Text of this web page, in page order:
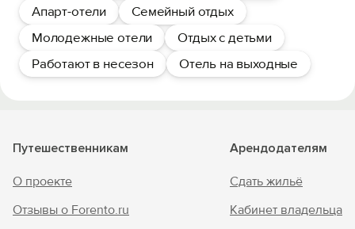
Апарт-отели
Семейный отдых
Молодежные отели
Отдых с детьми
Работают в несезон
Отель на выходные
Путешественникам
О проекте
Отзывы о Forento.ru
Арендодателям
Сдать жильё
Кабинет владельца